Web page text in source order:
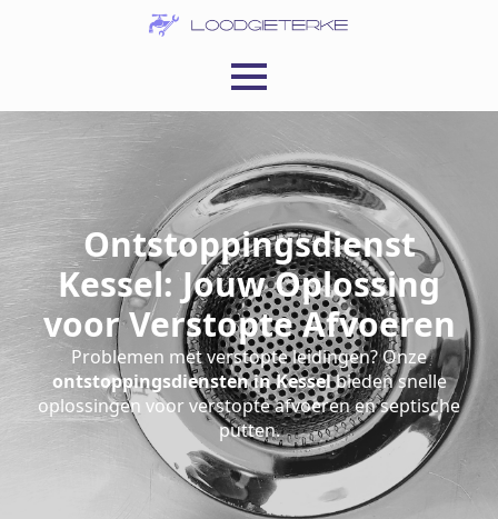
Ontstoppingsdienst
Kessel: Jouw Oplossing
voor Verstopte Afvoeren
Problemen met verstopte leidingen? Onze
ontstoppingsdiensten in Kesselbieden snelle
oplossingen voor verstopte afvoeren en septische
putten.